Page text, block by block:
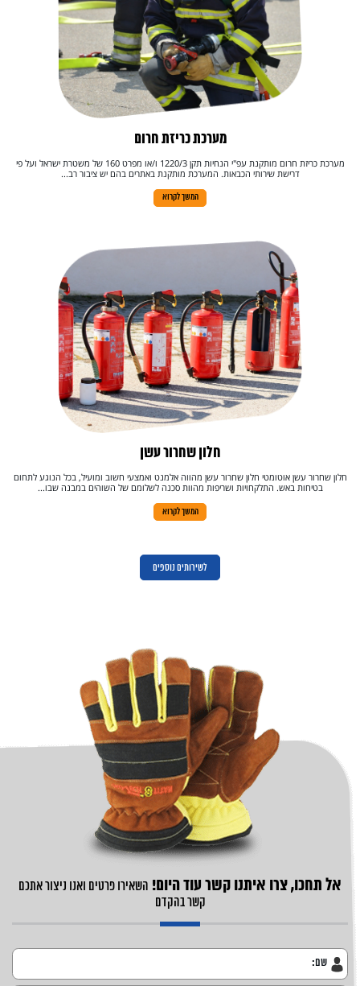
מערכת כריזת חרום
מערכת כריזת חרום מותקנת עפ"י הנחיות תקן 1220/3 ו/או מפרט 160 של משטרת ישראל ועל פי
דרישת שירותי הכבאות. המערכת מותקנת באתרים בהם יש ציבור רב...
המשך לקרוא
חלון שחרור עשן
חלון שחרור עשן אוטומטי חלון שחרור עשן מהווה אלמנט ואמצעי חשוב ומועיל, בכל הנוגע לתחום
בטיחות באש. התלקחויות ושריפות מהוות סכנה לשלומם של השוהים במבנה שבו...
המשך לקרוא
לשירותים נוספים
אל תחכו, צרו איתנו קשר עוד היום! השאירו פרטים ואנו ניצור אתכם
קשר בהקדם